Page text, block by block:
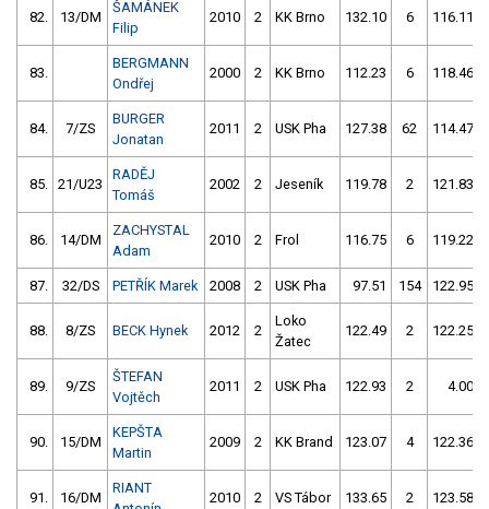
82. 13/DM
ŠAMÁNEK
Filip
2010 2 KK Brno 132.10 6 116.11
83.
BERGMANN
Ondřej
2000 2 KK Brno 112.23 6 118.46
84. 7/ZS
BURGER
Jonatan
2011 2 USK Pha 127.38 62 114.47
85. 21/U23
RADĚJ
Tomáš
2002 2 Jeseník 119.78 2 121.83
86. 14/DM
ZACHYSTAL
Adam
2010 2 Frol 116.75 6 119.22
87. 32/DS PETŘÍK Marek 2008 2 USK Pha 97.51 154 122.95
88. 8/ZS BECK Hynek 2012 2
Loko
Žatec
122.49 2 122.25
89. 9/ZS
ŠTEFAN
Vojtěch
2011 2 USK Pha 122.93 2 4.00
90. 15/DM
KEPŠTA
Martin
2009 2 KK Brand 123.07 4 122.36
91. 16/DM
RIANT
2010 2 VS Tábor 133.65 2 123.58